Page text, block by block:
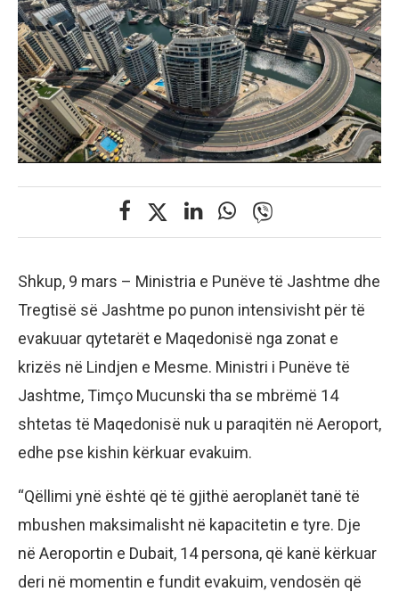
Shkup, 9 mars – Ministria e Punëve të Jashtme dhe
Tregtisë së Jashtme po punon intensivisht për të
evakuuar qytetarët e Maqedonisë nga zonat e
krizës në Lindjen e Mesme. Ministri i Punëve të
Jashtme, Timço Mucunski tha se mbrëmë 14
shtetas të Maqedonisë nuk u paraqitën në Aeroport,
edhe pse kishin kërkuar evakuim.
“Qëllimi ynë është që të gjithë aeroplanët tanë të
mbushen maksimalisht në kapacitetin e tyre. Dje
në Aeroportin e Dubait, 14 persona, që kanë kërkuar
deri në momentin e fundit evakuim, vendosën që